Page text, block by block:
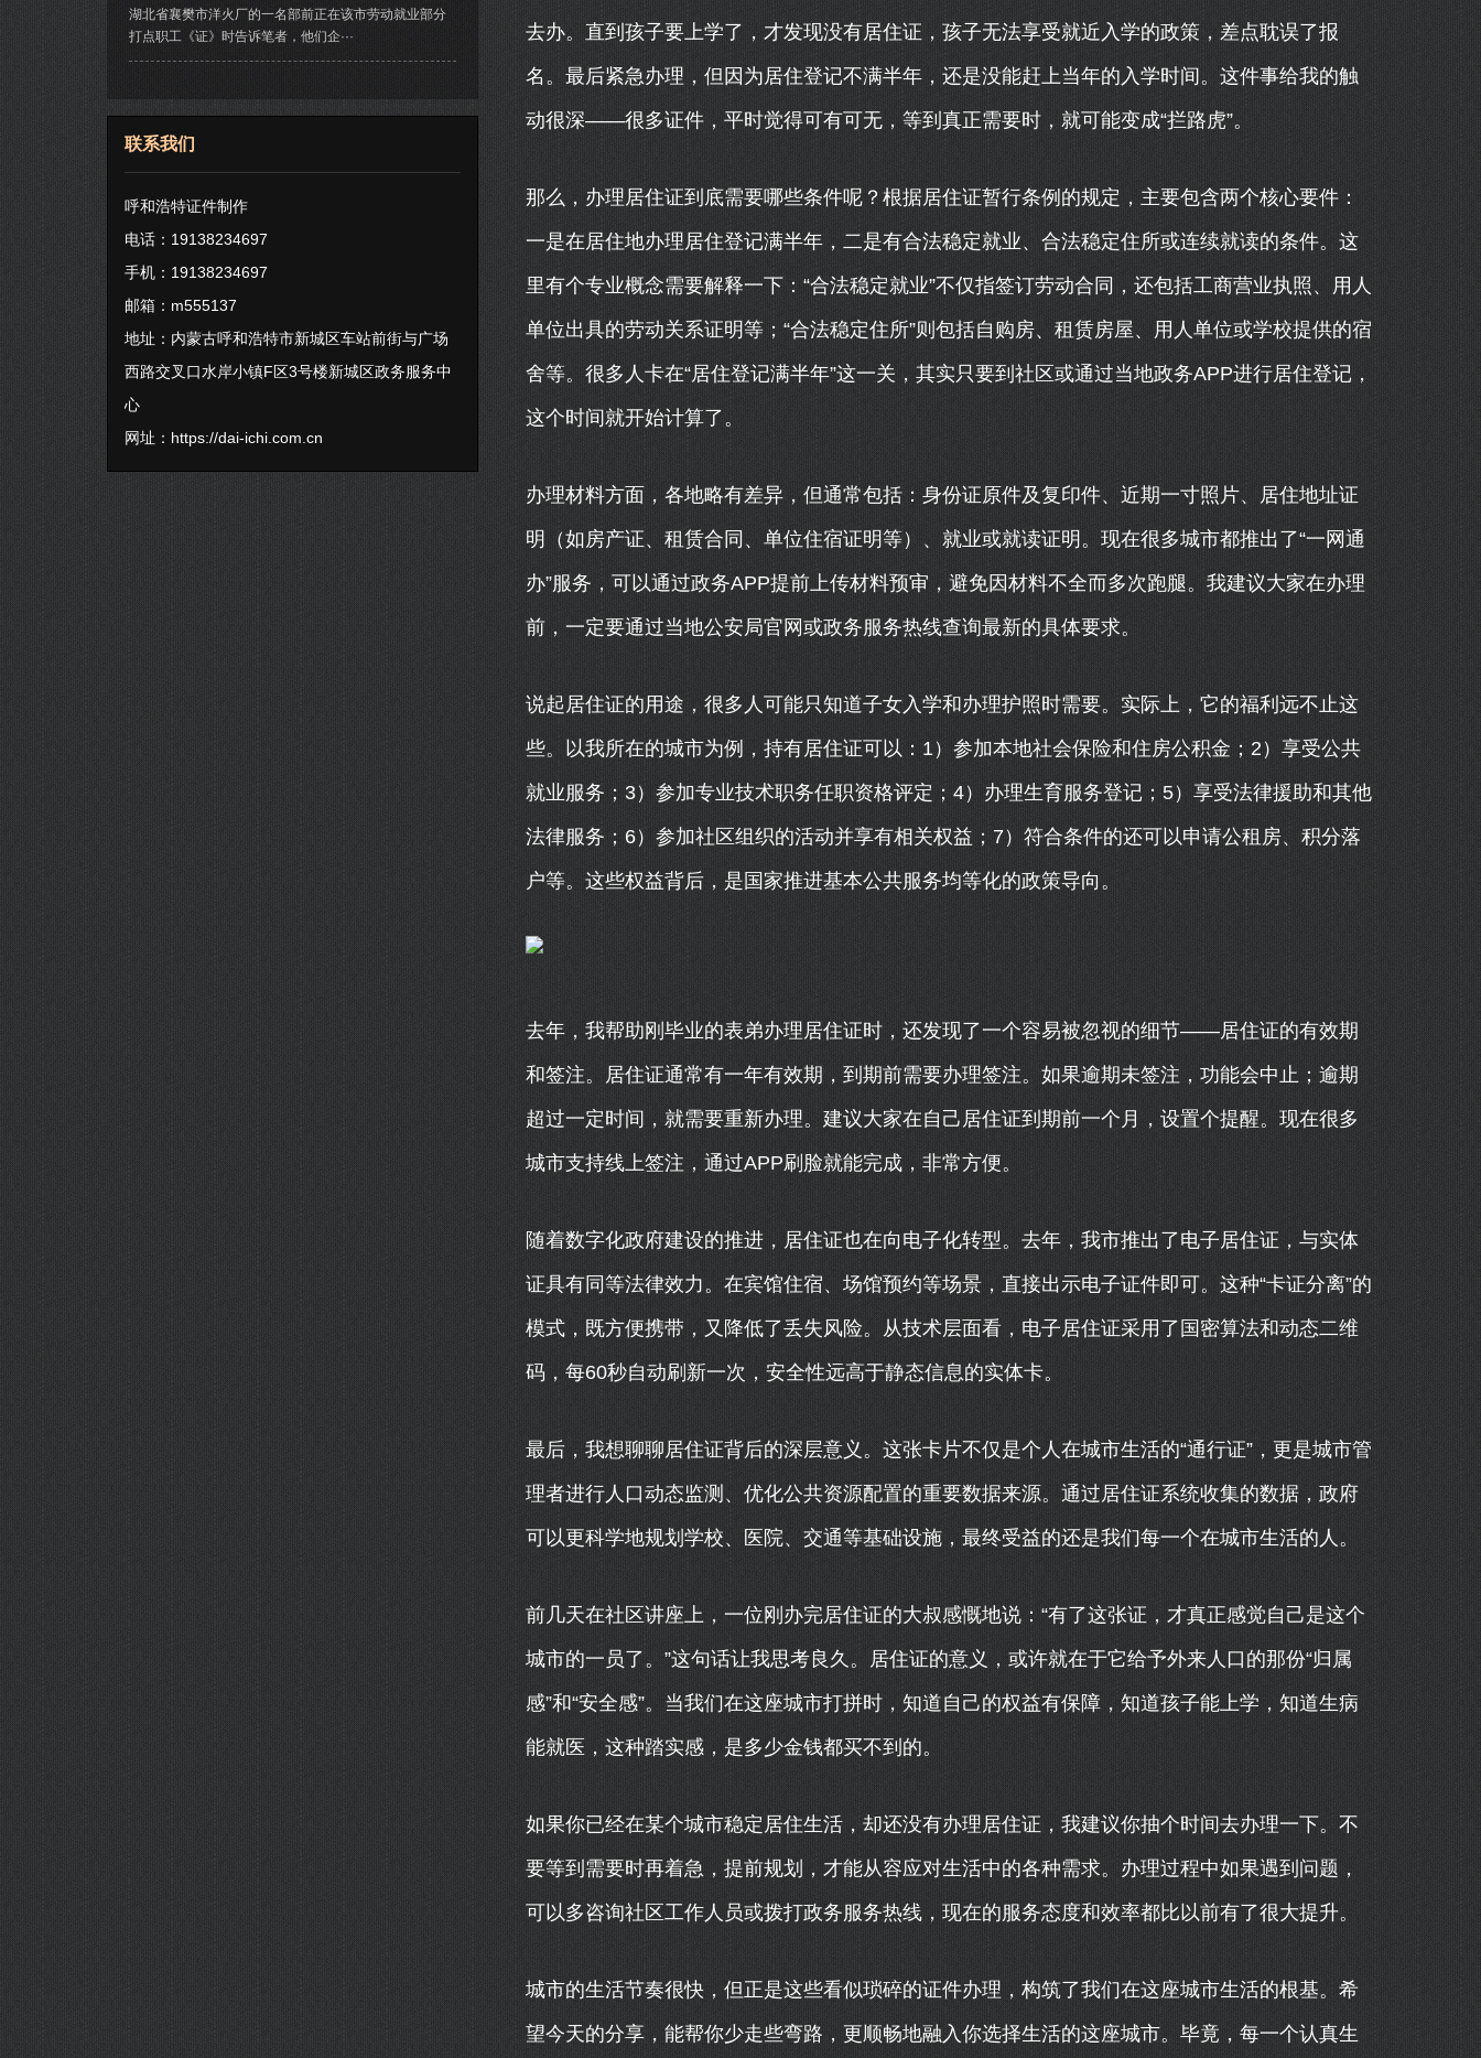
湖北省襄樊市洋火厂的一名部前正在该市劳动就业部分
打点职工《证》时告诉笔者，他们企···
联系我们
呼和浩特证件制作
电话：19138234697
手机：19138234697
邮箱：m555137
地址：内蒙古呼和浩特市新城区车站前街与广场
西路交叉口水岸小镇F区3号楼新城区政务服务中
心
网址： https://dai-ichi.com.cn
去办。直到孩子要上学了，才发现没有居住证，孩子无法享受就近入学的政策，差点耽误了报
名。最后紧急办理，但因为居住登记不满半年，还是没能赶上当年的入学时间。这件事给我的触
动很深——很多证件，平时觉得可有可无，等到真正需要时，就可能变成“拦路虎”。
那么，办理居住证到底需要哪些条件呢？根据居住证暂行条例的规定，主要包含两个核心要件：
一是在居住地办理居住登记满半年，二是有合法稳定就业、合法稳定住所或连续就读的条件。这
里有个专业概念需要解释一下：“合法稳定就业”不仅指签订劳动合同，还包括工商营业执照、用人
单位出具的劳动关系证明等；“合法稳定住所”则包括自购房、租赁房屋、用人单位或学校提供的宿
舍等。很多人卡在“居住登记满半年”这一关，其实只要到社区或通过当地政务APP进行居住登记，
这个时间就开始计算了。
办理材料方面，各地略有差异，但通常包括：身份证原件及复印件、近期一寸照片、居住地址证
明（如房产证、租赁合同、单位住宿证明等）、就业或就读证明。现在很多城市都推出了“一网通
办”服务，可以通过政务APP提前上传材料预审，避免因材料不全而多次跑腿。我建议大家在办理
前，一定要通过当地公安局官网或政务服务热线查询最新的具体要求。
说起居住证的用途，很多人可能只知道子女入学和办理护照时需要。实际上，它的福利远不止这
些。以我所在的城市为例，持有居住证可以：1）参加本地社会保险和住房公积金；2）享受公共
就业服务；3）参加专业技术职务任职资格评定；4）办理生育服务登记；5）享受法律援助和其他
法律服务；6）参加社区组织的活动并享有相关权益；7）符合条件的还可以申请公租房、积分落
户等。这些权益背后，是国家推进基本公共服务均等化的政策导向。
去年，我帮助刚毕业的表弟办理居住证时，还发现了一个容易被忽视的细节——居住证的有效期
和签注。居住证通常有一年有效期，到期前需要办理签注。如果逾期未签注，功能会中止；逾期
超过一定时间，就需要重新办理。建议大家在自己居住证到期前一个月，设置个提醒。现在很多
城市支持线上签注，通过APP刷脸就能完成，非常方便。
随着数字化政府建设的推进，居住证也在向电子化转型。去年，我市推出了电子居住证，与实体
证具有同等法律效力。在宾馆住宿、场馆预约等场景，直接出示电子证件即可。这种“卡证分离”的
模式，既方便携带，又降低了丢失风险。从技术层面看，电子居住证采用了国密算法和动态二维
码，每60秒自动刷新一次，安全性远高于静态信息的实体卡。
最后，我想聊聊居住证背后的深层意义。这张卡片不仅是个人在城市生活的“通行证”，更是城市管
理者进行人口动态监测、优化公共资源配置的重要数据来源。通过居住证系统收集的数据，政府
可以更科学地规划学校、医院、交通等基础设施，最终受益的还是我们每一个在城市生活的人。
前几天在社区讲座上，一位刚办完居住证的大叔感慨地说：“有了这张证，才真正感觉自己是这个
城市的一员了。”这句话让我思考良久。居住证的意义，或许就在于它给予外来人口的那份“归属
感”和“安全感”。当我们在这座城市打拼时，知道自己的权益有保障，知道孩子能上学，知道生病
能就医，这种踏实感，是多少金钱都买不到的。
如果你已经在某个城市稳定居住生活，却还没有办理居住证，我建议你抽个时间去办理一下。不
要等到需要时再着急，提前规划，才能从容应对生活中的各种需求。办理过程中如果遇到问题，
可以多咨询社区工作人员或拨打政务服务热线，现在的服务态度和效率都比以前有了很大提升。
城市的生活节奏很快，但正是这些看似琐碎的证件办理，构筑了我们在这座城市生活的根基。希
望今天的分享，能帮你少走些弯路，更顺畅地融入你选择生活的这座城市。毕竟，每一个认真生